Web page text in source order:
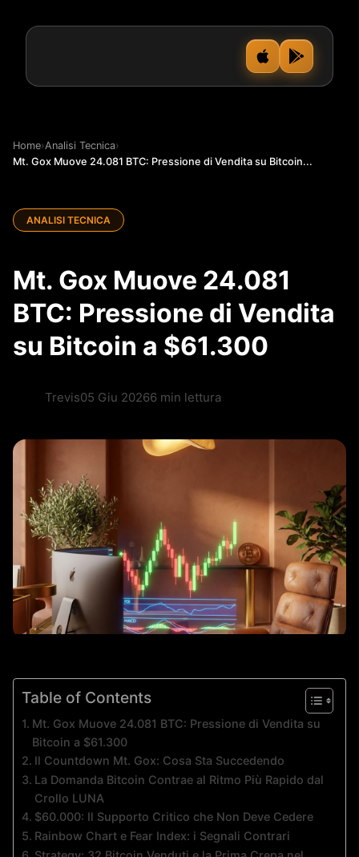
Home›Analisi Tecnica›
Mt. Gox Muove 24.081 BTC: Pressione di Vendita su Bitcoin...
ANALISI TECNICA
Mt. Gox Muove 24.081
BTC: Pressione di Vendita
su Bitcoin a $61.300
Trevis05 Giu 20266 min lettura
Table of Contents
Mt. Gox Muove 24.081 BTC: Pressione di Vendita su
Bitcoin a $61.300
Il Countdown Mt. Gox: Cosa Sta Succedendo
La Domanda Bitcoin Contrae al Ritmo Più Rapido dal
Crollo LUNA
$60.000: Il Supporto Critico che Non Deve Cedere
Rainbow Chart e Fear Index: i Segnali Contrari